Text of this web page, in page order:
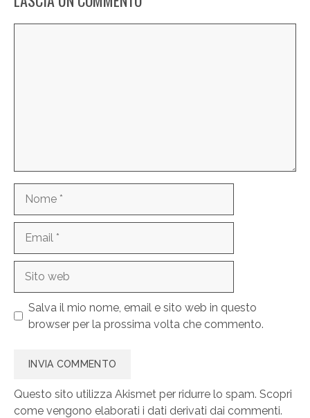
web
Salva il mio nome, email e sito web in questo
browser per la prossima volta che commento.
Questo sito utilizza Akismet per ridurre lo spam. Scopri
come vengono elaborati i dati derivati dai commenti.